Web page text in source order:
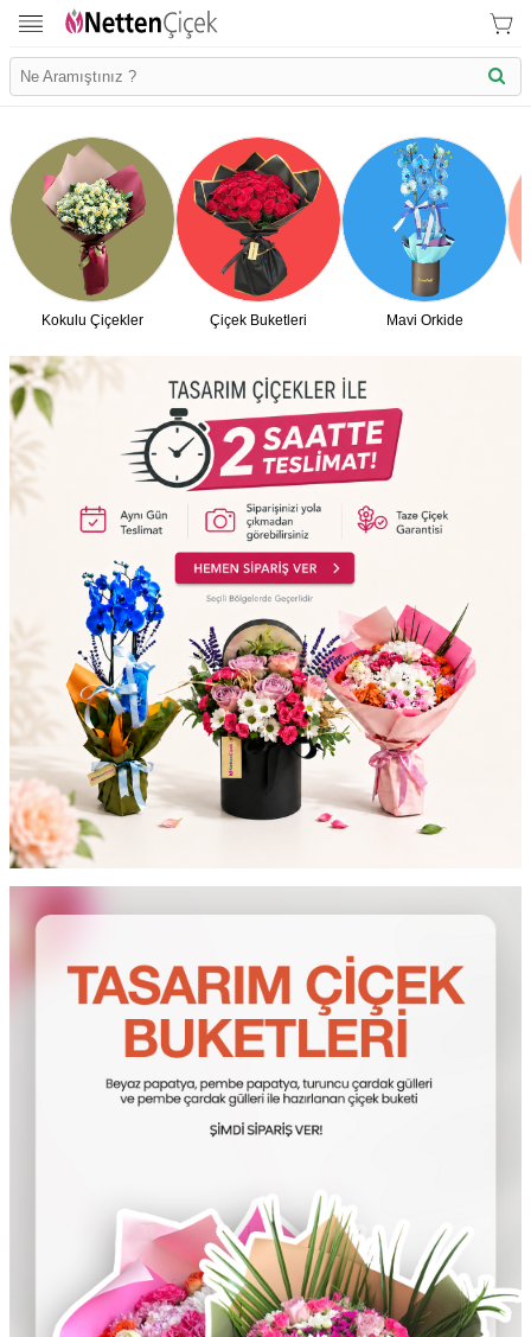
Kokulu Çiçekler Çiçek Buketleri Mavi Orkide
İletişim Bilgilerimiz
KVK Bilgilendirme
Ödeme Bllgileri
testt